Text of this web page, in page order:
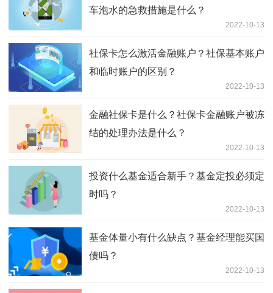
车泡水的急救措施是什么？
2022-10-13
社保卡怎么激活金融账户？社保基本账户
和临时账户的区别？
2022-10-13
金融社保卡是什么？社保卡金融账户被冻
结的处理办法是什么？
2022-10-13
投资什么基金适合新手？基金定投必须定
时吗？
2022-10-13
基金体量小有什么缺点？基金经理能买国
债吗？
2022-10-13